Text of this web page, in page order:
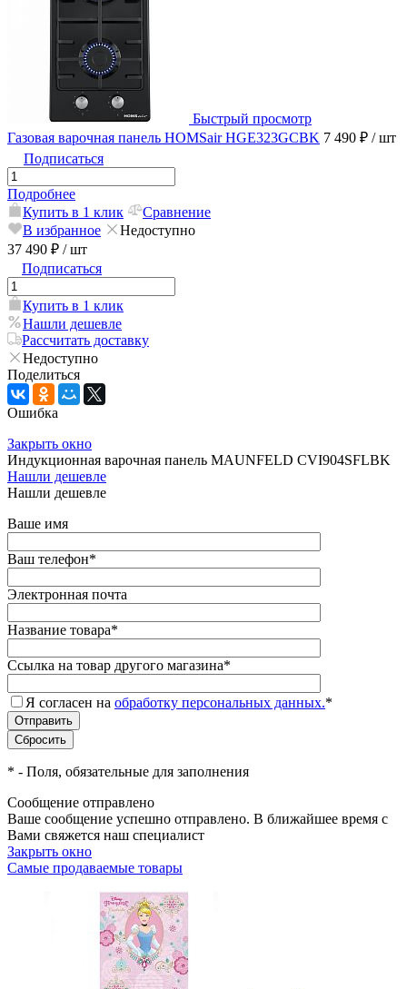
Быстрый просмотр
Газовая варочная панель HOMSair HGE323GCBK 7 490 ₽ / шт
Подписаться
Подробнее
Купить в 1 клик
Сравнение
В избранное
Недоступно
37 490 ₽ / шт
Подписаться
Купить в 1 клик
Нашли дешевле
Рассчитать доставку
Недоступно
Поделиться
Ошибка
Закрыть окно
Индукционная варочная панель MAUNFELD CVI904SFLBK
Нашли дешевле
Нашли дешевле
Ваше имя
Ваш телефон*
Электронная почта
Название товара*
Ссылка на товар другого магазина*
Я согласен на обработку персональных данных.*
* - Поля, обязательные для заполнения
Сообщение отправлено
Ваше сообщение успешно отправлено. В ближайшее время с
Вами свяжется наш специалист
Закрыть окно
Самые продаваемые товары